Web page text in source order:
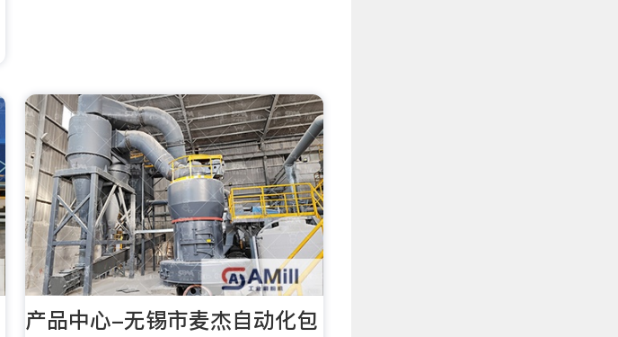
产品中心-无锡市麦杰自动化包